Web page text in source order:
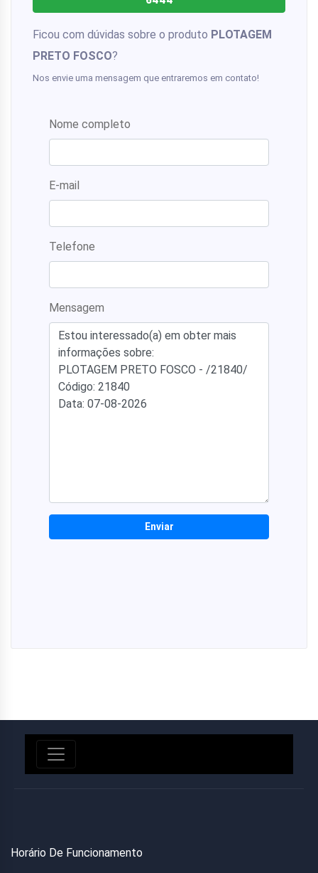
Ficou com dúvidas sobre o produto PLOTAGEM
PRETO FOSCO?
Nos envie uma mensagem que entraremos em contato!
Nome completo
E-mail
Telefone
Mensagem
Enviar
Horário De Funcionamento